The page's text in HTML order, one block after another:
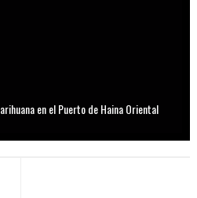
en el Puerto de Haina Oriental